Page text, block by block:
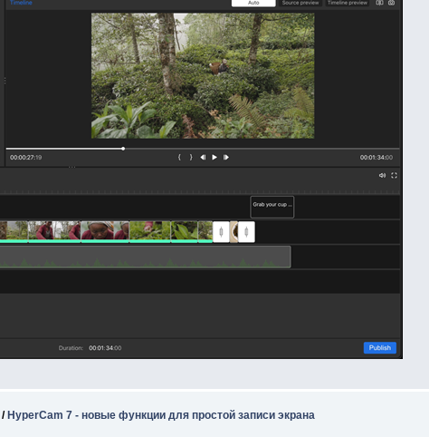
/HyperCam 7 - новые функции для простой записи экрана